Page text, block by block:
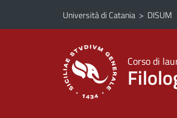
Vai al contenuto principale
Vai al menu di navigazione
Università di Catania > DISUM
Corso di